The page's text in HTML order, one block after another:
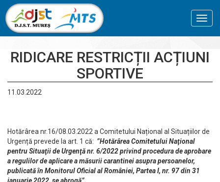
RIDICARE RESTRICȚII ACȚIUNI
SPORTIVE
11.03.2022
Hotărârea nr.16/08.03.2022 a Comitetului Național al Situațiilor de
Urgență prevede la art. 1 că: ”Hotărârea Comitetului Naţional
pentru Situaţii de Urgenţă nr. 6/2022 privind procedura de aprobare
a regulilor de aplicare a măsurii carantinei asupra persoanelor,
publicată în Monitorul Oficial al României, Partea I, nr. 97 din 31